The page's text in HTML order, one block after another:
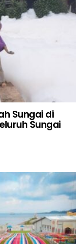
Sungai di
Sungai